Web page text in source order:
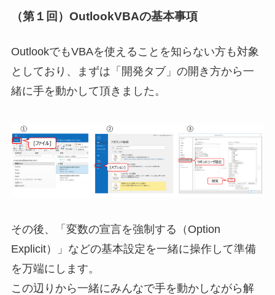
（第１回）OutlookVBAの基本事項
OutlookでもVBAを使えることを知らない方も対象
としており、まずは「開発タブ」の開き方から一
緒に手を動かして頂きました。
その後、「変数の宣言を強制する（Option
Explicit）」などの基本設定を一緒に操作して準備
を万端にします。
この辺りから一緒にみんなで手を動かしながら解